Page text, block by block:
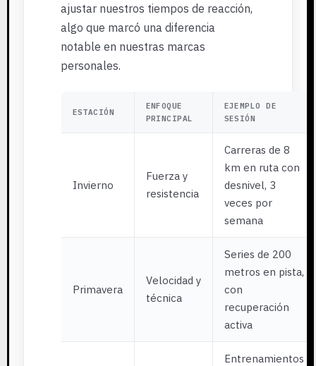
ajustar nuestros tiempos de reacción,
algo que marcó una diferencia
notable en nuestras marcas
personales.
ESTACIÓN
ENFOQUE
PRINCIPAL
EJEMPLO DE
SESIÓN
Invierno
Fuerza y
resistencia
Carreras de 8
km en ruta con
desnivel, 3
veces por
semana
Primavera
Velocidad y
técnica
Series de 200
metros en pista,
con
recuperación
activa
Entrenamientos